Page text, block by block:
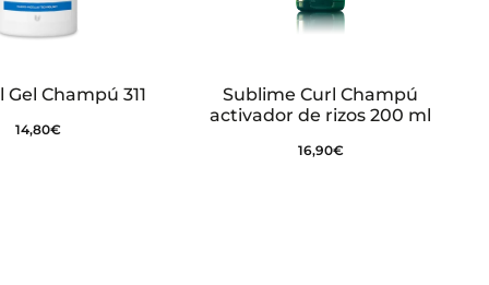
Gel Champú 311
14,80€
Sublime Curl Champú
activador de rizos 200 ml
16,90€